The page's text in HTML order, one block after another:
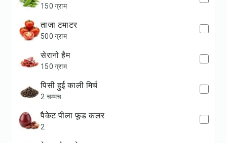
150 ग्राम
ताजा टमाटर
500 ग्राम
सेरानो हैम
150 ग्राम
पिसी हुई काली मिर्च
2 चम्मच
पैकेट पीला फूड कलर
2